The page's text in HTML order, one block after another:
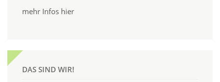
mehr Infos hier
DAS SIND WIR!